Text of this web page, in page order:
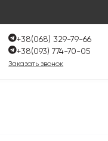
+38(068) 329-79-66
+38(093) 774-70-05
Заказать звонок